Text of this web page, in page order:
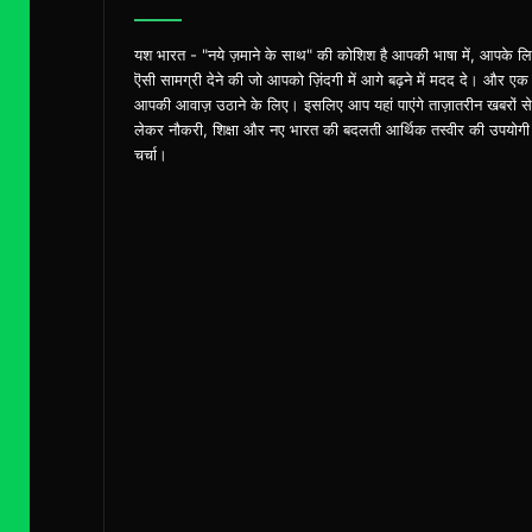
यश भारत - "नये ज़माने के साथ" की कोशिश है आपकी भाषा में, आपके
ऎसी सामग्री देने की जो आपको ज़िंदगी में आगे बढ़ने में मदद दे। और
आपकी आवाज़ उठाने के लिए। इसलिए आप यहां पाएंगे ताज़ातरीन खबरों से
लेकर नौकरी, शिक्षा और नए भारत की बदलती आर्थिक तस्वीर की उपयोगी
चर्चा।